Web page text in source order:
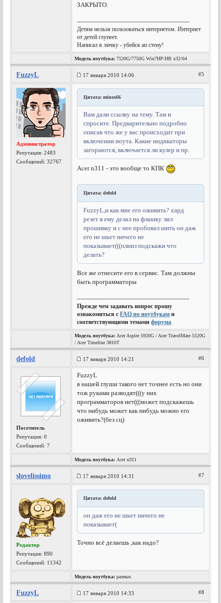
ЗАКРЫТО.
---------------------------------------------------------
Детям нельзя пользоваться интернетом. Интернет
от детей глупеет.
Написал в личку - убейся ап стену!
Модель ноутбука: 7520G/7750G Win7HP/HB x32/64
FuzzyL 17 января 2010 14:06 #5
Администратор
Репутация:2483
Сообщений: 32767
Цитата: minos66
Вам дали ссылку на тему. Там и
спросите. Предварительно подробно
описав что же у вас происходит при
включении ноута. Какие индикаторы
загораются, включается ли кулер и пр.
Acer n311 - это вообще то КПК
Цитата: defold
FuzzyL,и как мне его оживить? хард
резет я ему делал на флашку лил
прошивку и с нее пробовал шить он даж
его не шьет ничего не
показывает(((плииз подскажи что
делать?
Все же отнесите его в сервис. Там должны
быть программаторы
---------------------------------------------------------
Прежде чем задавать вопрос прошу
ознакомиться сFAQ по ноутбукам и
соответствующими темамифорума
Модель ноутбука: Acer Aspire 5920G / Acer TravelMate 5520G
/ Acer Timeline 3810T
defold 17 января 2010 14:21 #6
Посетитель
Репутация:0
Сообщений: 7
FuzzyL
в нашей глуши такого нет точнее есть но они
тож руками разводят(((у них
программаторов нет(((может подскажешь
что нибудь может как нибудь можно его
оживить?(без сц)
Модель ноутбука: Acer n311
slovelissimo 17 января 2010 14:31 #7
Редактор
Репутация:890
Сообщений: 11342
Цитата: defold
он даж его не шьет ничего не
показывает(
Точно всё делаешь ,как надо?
Модель ноутбука: разные.
FuzzyL 17 января 2010 14:33 #8